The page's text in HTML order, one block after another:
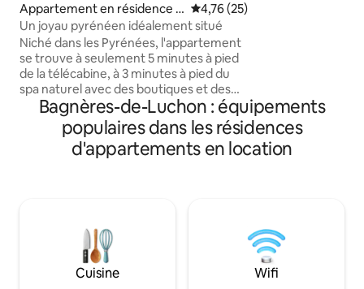
Appartement en résidence ⋅
Bagnères-de-Luchon
Évaluation moyenne sur la
4,76 (25)
Un joyau pyrénéen idéalement situé
Niché dans les Pyrénées, l'appartement
se trouve à seulement 5 minutes à pied
de la télécabine, à 3 minutes à pied du
spa naturel avec des boutiques et des
cafés à proximité. Idéalement situé sur
une belle allée bordée d'arbres, la vue
depuis l'appartement est magnifique -
asseyez-vous sur le balcon et regardez
privée disponible. VEUILLEZ LIRE
L'INTÉGRALITÉ DU RÈGLEMENT
périple
mission
Bagnères-de-Luchon : équipements
populaires dans les résidences
d'appartements en location
Cuisine Wifi